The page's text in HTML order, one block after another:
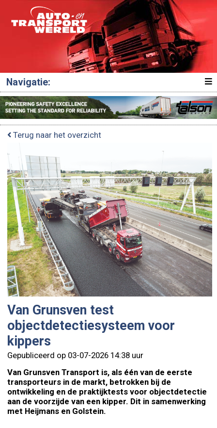
Navigatie:
Terug naar het overzicht
Van Grunsven test
objectdetectiesysteem voor
kippers
Gepubliceerd op 03-07-2026 14:38 uur
Van Grunsven Transport is, als één van de eerste
transporteurs in de markt, betrokken bij de
ontwikkeling en de praktijktests voor objectdetectie
aan de voorzijde van een kipper. Dit in samenwerking
met Heijmans en Golstein.